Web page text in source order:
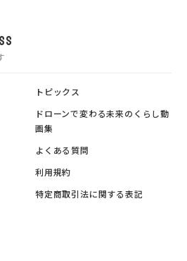
トピックス
ドローンで変わる未来のくらし動
画集
よくある質問
利用規約
特定商取引法に関する表記